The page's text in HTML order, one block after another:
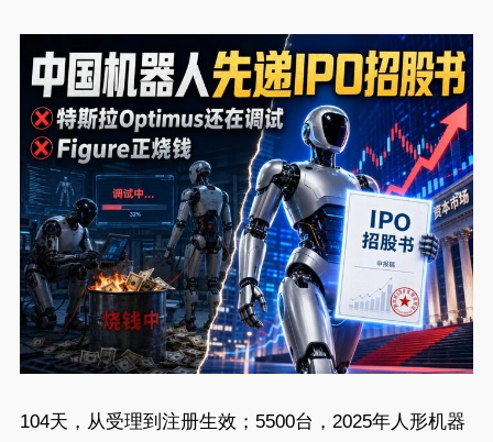
104天，从受理到注册生效；5500台，2025年人形机器